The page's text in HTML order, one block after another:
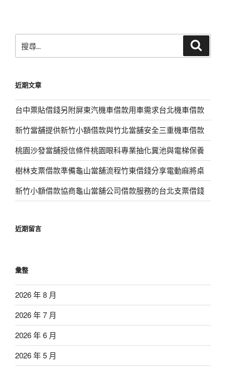
尋
字:
近期文章
台中票貼借錢另附屏東汽機車借款用車需求台北機車借款
新竹當舖提供新竹小額借款與竹北當舖安全三重機車借款
桃園沙發當舖授信條件桃園眼科專業抽化糞池與電梯保養
樹林支票借款準備龜山當舖流程竹東借錢分享電動麻將桌
新竹小額借款協商龜山當舖公司借款服務的台北支票借錢
近期留言
彙整
2026 年 8 月
2026 年 7 月
2026 年 6 月
2026 年 5 月